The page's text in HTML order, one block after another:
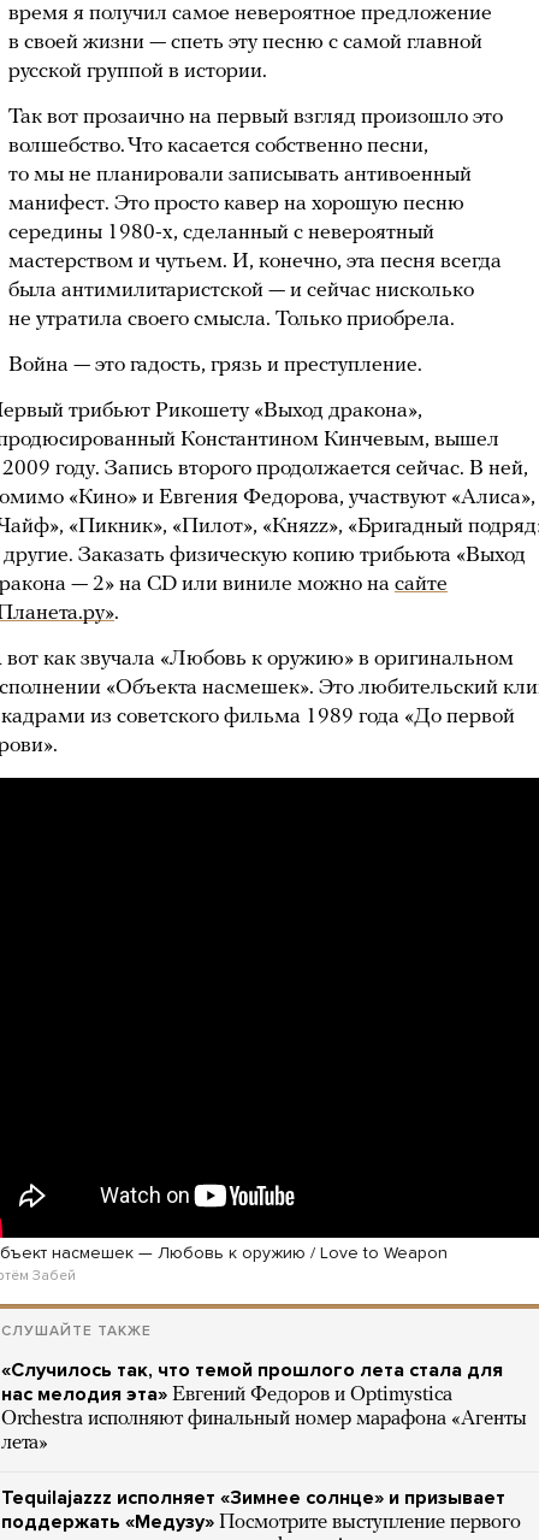
время я получил самое невероятное предложение
в своей жизни — спеть эту песню с самой главной
русской группой в истории.
Так вот прозаично на первый взгляд произошло это
волшебство. Что касается собственно песни,
то мы не планировали записывать антивоенный
манифест. Это просто кавер на хорошую песню
середины 1980-х, сделанный с невероятный
мастерством и чутьем. И, конечно, эта песня всегда
была антимилитаристской — и сейчас нисколько
не утратила своего смысла. Только приобрела.
Война — это гадость, грязь и преступление.
трибьют Рикошету «Выход дракона»,
Константином Кинчевым, вышел
году. Запись второго продолжается сейчас. В ней,
«Кино» и Евгения Федорова, участвуют «Алиса»,
«Пикник», «Пилот», «Княzz», «Бригадный
Заказать физическую копию трибьюта «Выход
— 2» на CD или виниле можно на сайте
.
вот как звучала «Любовь к оружию» в оригинальном
«Объекта насмешек». Это любительский
из советского фильма 1989 года «До первой
насмешек — Любовь к оружию / Love to Weapon
Забей
СЛУШАЙТЕ ТАКЖЕ
«Случилось так, что темой прошлого лета стала для
нас мелодия эта» Евгений Федоров и Optimystica
Orchestra исполняют финальный номер марафона «Агенты
лета»
Tequilajazzz исполняет «Зимнее солнце» и призывает
поддержать «Медузу» Посмотрите выступление первого